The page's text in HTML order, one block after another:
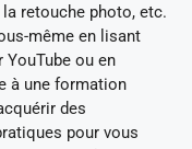
retouche photo, etc.
même en lisant
YouTube ou en
à une formation
des
pour vous